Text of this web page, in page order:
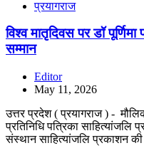
प्रयागराज
विश्व मातृदिवस पर डॉ पूर्णिमा
सम्मान
Editor
May 11, 2026
उत्तर प्रदेश ( प्रयागराज ) -
प्रतिनिधि पत्रिका साहित्यांजलि
संस्थान साहित्यांजलि प्रकाशन